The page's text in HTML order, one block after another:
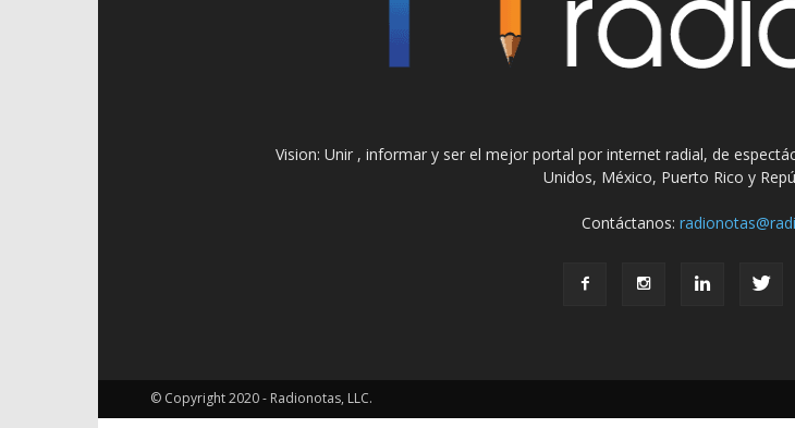
Vision: Unir , informar y ser el mejor portal por internet radial, de
Unidos, México, Puerto Rico y
Contáctanos:
© Copyright 2020 - Radionotas, LLC.